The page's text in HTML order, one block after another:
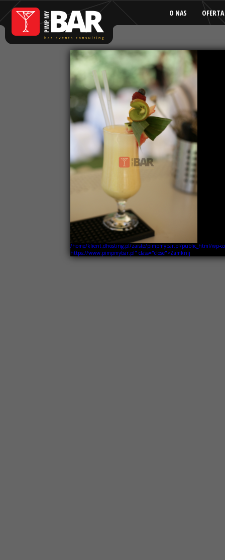
O NAS OFERTA
/home/klient.dhosting.pl/zaiste/pimpmybar.pl/public_html/wp-
https://www.pimpmybar.pl" class="close">Zamknij